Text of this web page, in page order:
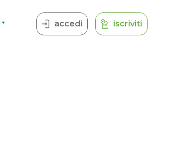
accedi iscriviti